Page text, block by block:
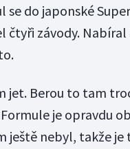
do japonské
čtyři závody. Nabíral
jet. Berou to tam
je opravdu
ještě nebyl, takže